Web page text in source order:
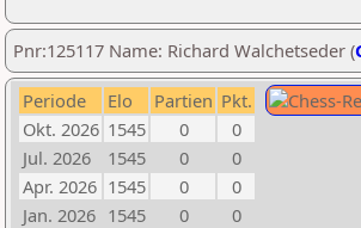
Pnr:125117 Name: Richard Walchetseder (
Periode Elo Partien Pkt.
Okt. 2026 1545 0
0
Jul. 2026
1545 0
0
Apr. 2026 1545 0
0
Jan. 2026 1545 0
0